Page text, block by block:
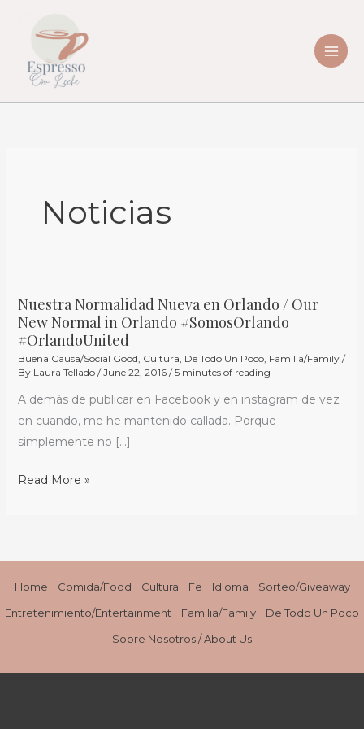
Noticias
Nuestra Normalidad Nueva en Orlando / Our
New Normal in Orlando #SomosOrlando
#OrlandoUnited
Buena Causa/Social Good, Cultura, De Todo Un Poco, Familia/Family/
By Laura Tellado /June 22, 2016/5 minutes of reading
A demás de publicar en Facebook y en instagram de vez
en cuando, me he mantenido callada. Porque
simplemente no […]
Nuestra
Normalidad
Nueva
en
New
Normal
#OrlandoUnited
Read More »
Home Comida/Food Cultura Fe Idioma
Sorteo/Giveaway
Entretenimiento/Entertainment
Familia/Family
De Todo Un Poco
Sobre Nosotros / About Us